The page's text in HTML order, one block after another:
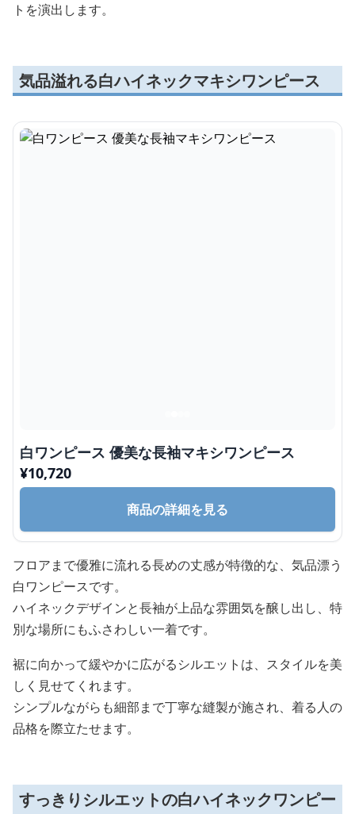
トを演出します。
気品溢れる白ハイネックマキシワンピース
白ワンピース 優美な長袖マキシワンピース
¥10,720
商品の詳細を見る
フロアまで優雅に流れる長めの丈感が特徴的な、気品漂う
白ワンピースです。
ハイネックデザインと長袖が上品な雰囲気を醸し出し、特
別な場所にもふさわしい一着です。
裾に向かって緩やかに広がるシルエットは、スタイルを美
しく見せてくれます。
シンプルながらも細部まで丁寧な縫製が施され、着る人の
品格を際立たせます。
すっきりシルエットの白ハイネックワンピー